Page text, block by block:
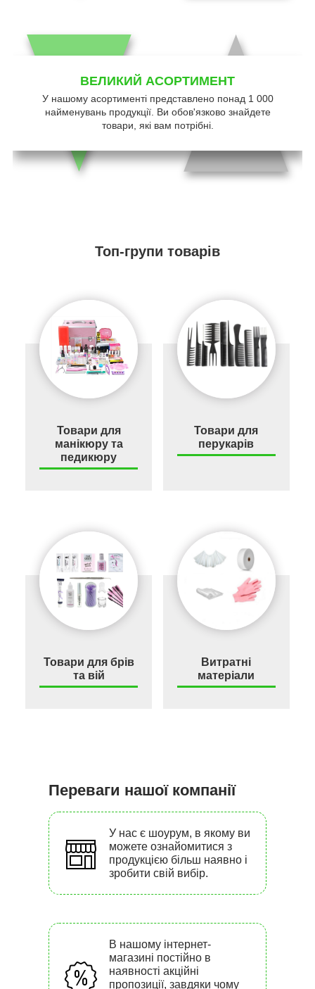
ВЕЛИКИЙ АСОРТИМЕНТ
У нашому асортименті представлено понад 1 000
найменувань продукції. Ви обов'язково знайдете
товари, які вам потрібні.
Топ-групи товарів
Товари для
манікюру та
педикюру
Товари для
перукарів
Товари для брів
та вій
Витратні
матеріали
Переваги нашої компанії
У нас є шоурум, в якому ви
можете ознайомитися з
продукцією більш наявно і
зробити свій вибір.
В нашому інтернет-
магазині постійно в
наявності акційні
пропозиції, завдяки чому